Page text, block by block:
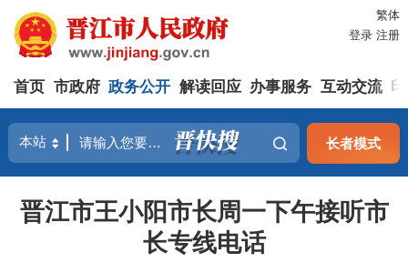
繁体
登录 注册
首页 市政府 政务公开 解读回应 办事服务 互动交流
长者模式
晋江市王小阳市长周一下午接听市
长专线电话